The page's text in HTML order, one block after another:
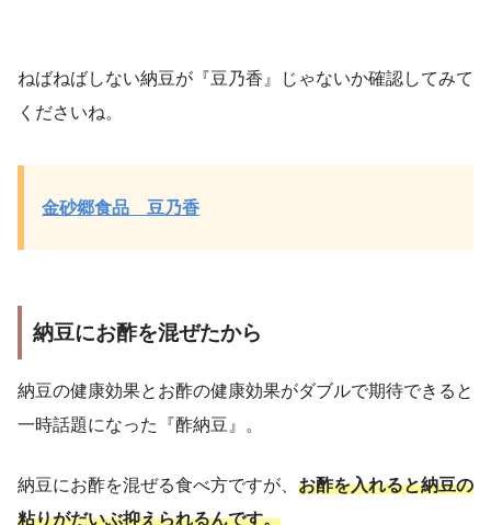
ねばねばしない納豆が『豆乃香』じゃないか確認してみて
くださいね。
金砂郷食品 豆乃香
納豆にお酢を混ぜたから
納豆の健康効果とお酢の健康効果がダブルで期待できると
一時話題になった『酢納豆』。
納豆にお酢を混ぜる食べ方ですが、 お酢を入れると納豆の
粘りがだいぶ抑えられるんです。